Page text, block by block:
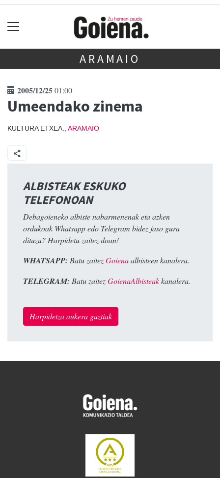
ARAMAIO
2005/12/2501:00
Umeendako zinema
KULTURA ETXEA., ARAMAIO
ALBISTEAK ESKUKO
TELEFONOAN
Debagoieneko albiste nabarmenenak eta azken
ordukoak Whatsapp edo Telegram bidez jaso gura
dituzu? Harpidetu zaitez doan!
WHATSAPP: Batu zaitezGoienaalbisteen kanalera.
TELEGRAM: Batu zaitezGoienaAlbisteakkanalera.
Harpidetza aukera guztiak